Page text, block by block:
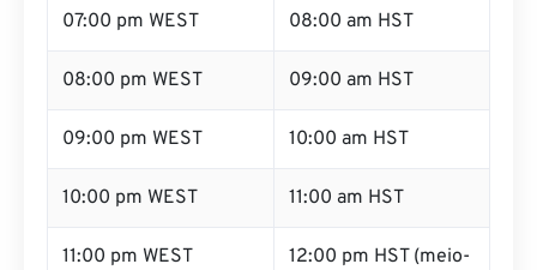
07:00 pm WEST 08:00 am HST
08:00 pm WEST 09:00 am HST
09:00 pm WEST 10:00 am HST
10:00 pm WEST 11:00 am HST
11:00 pm WEST
12:00 pm HST (meio-